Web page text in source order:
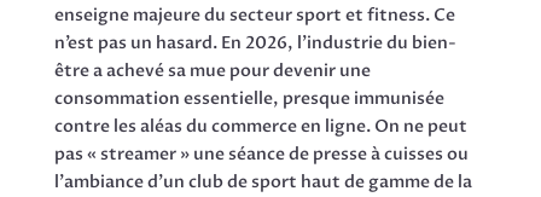
enseigne majeure du secteur sport et fitness. Ce
n’est pas un hasard. En 2026, l’industrie du bien-
être a achevé sa mue pour devenir une
consommation essentielle, presque immunisée
contre les aléas du commerce en ligne. On ne peut
pas « streamer » une séance de presse à cuisses ou
l’ambiance d’un club de sport haut de gamme de la